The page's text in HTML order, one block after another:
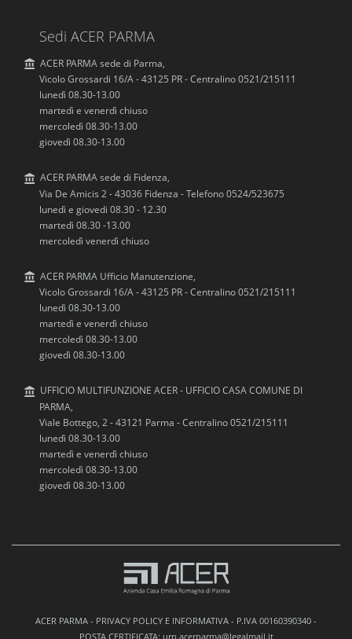
Sedi ACER PARMA
ACER PARMA sede di Parma,
Vicolo Grossardi 16/A - 43125 PR - Centralino 0521/215111
lunedì 08.30-13.00
martedì e venerdì chiuso
mercoledì 08.30-13.00
giovedì 08.30-13.00
ACER PARMA sede di Fidenza,
Via De Amicis 2 - 43036 Fidenza - Telefono 0524/523675
lunedì e giovedi 08.30 - 12.30
martedì 08.30 -13.00
mercoledì venerdì chiuso
ACER PARMA Ufficio Manutenzione,
Vicolo Grossardi 16/A - 43125 PR - Centralino 0521/215111
lunedì 08.30-13.00
martedì e venerdì chiuso
mercoledì 08.30-13.00
giovedì 08.30-13.00
UFFICIO MULTIFUNZIONE ACER - UFFICIO CASA COMUNE DI
PARMA,
Viale Bottego, 2 - 43121 Parma - Centralino 0521/215111
lunedì 08.30-13.00
martedì e venerdì chiuso
mercoledì 08.30-13.00
giovedì 08.30-13.00
ACER PARMA - PRIVACY POLICY E INFORMATIVA - P.IVA 00160390340 -
POSTA CERTIFICATA: urp.acerparma@legalmail.it